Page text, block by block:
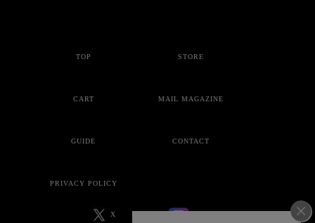
TOP STORE
CART MAIL MAGAZINE
GUIDE CONTACT
PRIVACY POLICY
X